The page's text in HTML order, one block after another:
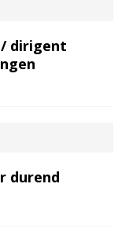
/ dirigent
durend